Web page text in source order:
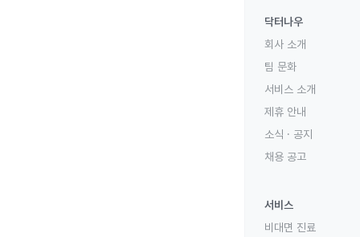
닥터나우
회사 소개
팀 문화
서비스 소개
제휴 안내
소식 · 공지
채용 공고
서비스
비대면 진료